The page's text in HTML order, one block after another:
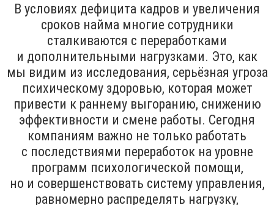
В условиях дефицита кадров и увеличения
сроков найма многие сотрудники
сталкиваются с переработками
и дополнительными нагрузками. Это, как
мы видим из исследования, серьёзная угроза
психическому здоровью, которая может
привести к раннему выгоранию, снижению
эффективности и смене работы. Сегодня
компаниям важно не только работать
с последствиями переработок на уровне
программ психологической помощи,
но и совершенствовать систему управления,
равномерно распределять нагрузку,